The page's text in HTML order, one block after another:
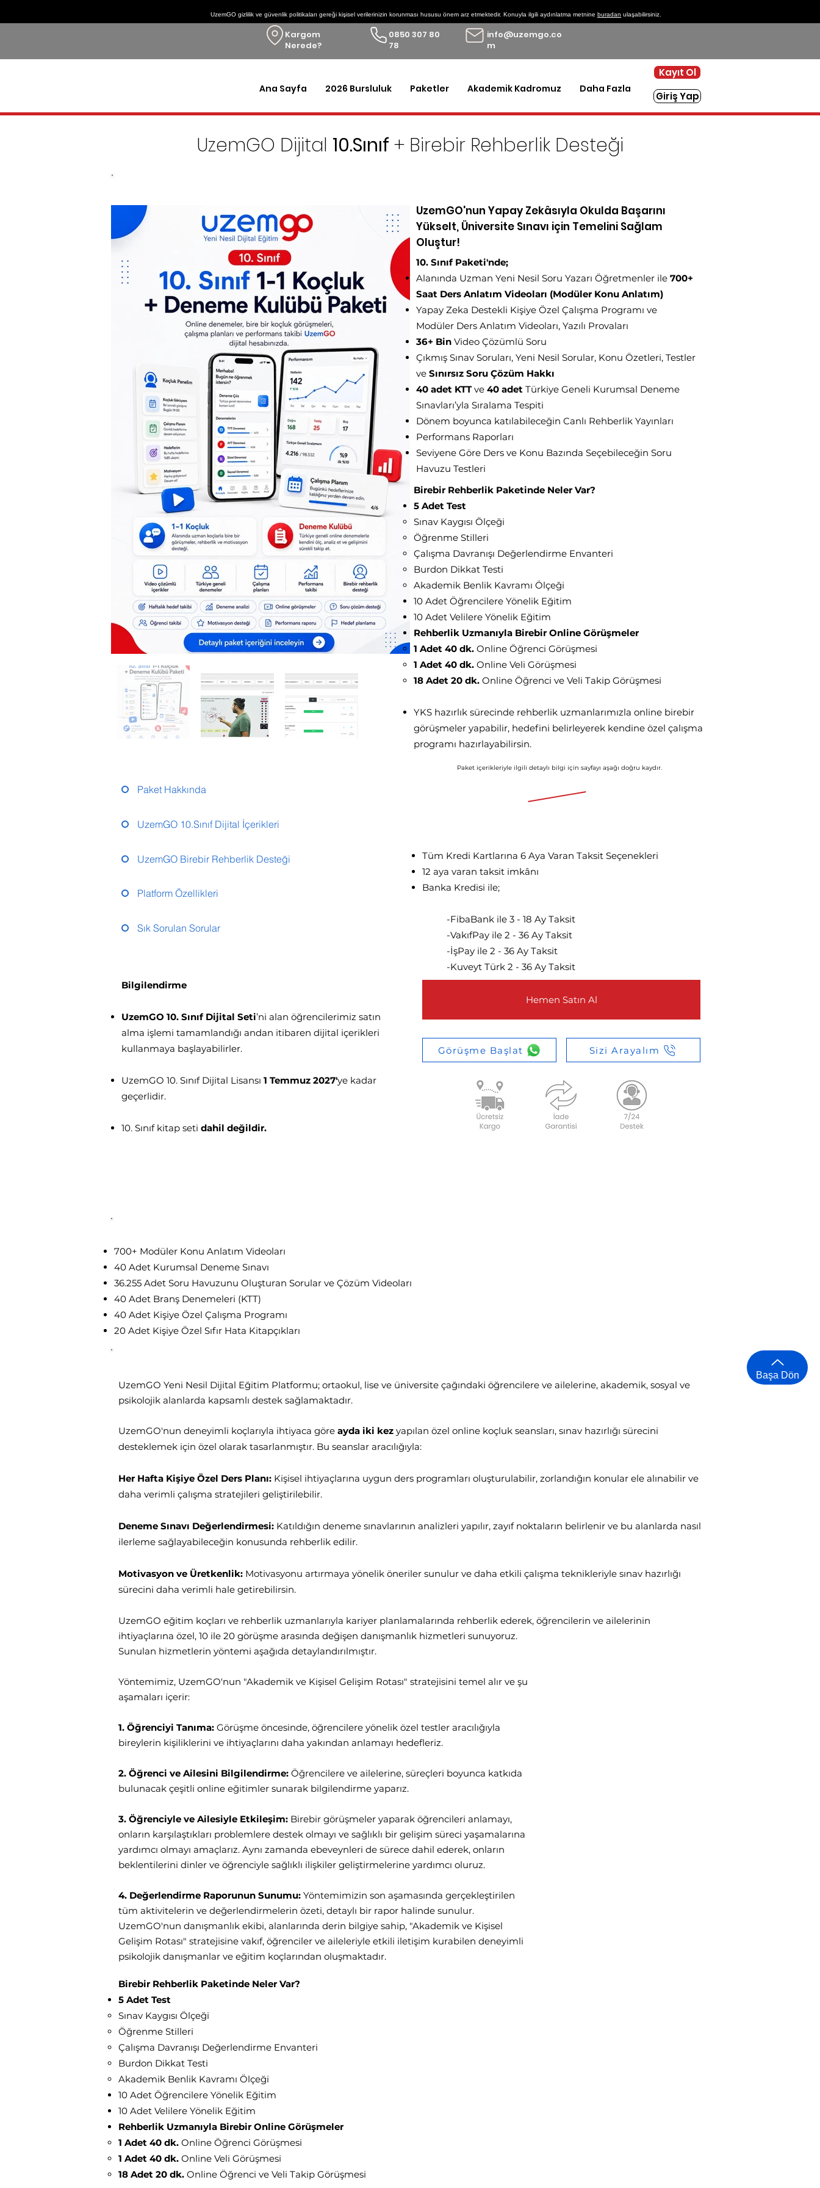
UzemGO gizlilik ve güvenlik politikaları gereği kişisel verilerinizin korunması hususu önem arz etmektedir. Konuyla ilgili aydınlatma metnine buradan ulaşabilirsiniz.
Kargom
Nerede?
0850 307 80
78
info@uzemgo.co
m
Kayıt Ol
Ana Sayfa 2026 Bursluluk Paketler Akademik Kadromuz Daha Fazla
Giriş Yap
Başa Dön
UzemGO Dijital 10.Sınıf + Birebir Rehberlik Desteği
Paket Hakkında
UzemGO 10.Sınıf Dijital İçerikleri
UzemGO Birebir Rehberlik Desteği
Platform Özellikleri
Sık Sorulan Sorular
Bilgilendirme
UzemGO 10. Sınıf Dijital Seti’ni alan öğrencilerimiz satın
alma işlemi tamamlandığı andan itibaren dijital içerikleri
kullanmaya başlayabilirler.
UzemGO 10. Sınıf Dijital Lisansı 1 Temmuz 2027'ye kadar
geçerlidir.
10. Sınıf kitap seti dahil değildir.
UzemGO'nun Yapay Zekâsıyla Okulda Başarını
Yükselt, Üniversite Sınavı için Temelini Sağlam
Oluştur!
10. Sınıf Paketi'nde;
Alanında Uzman Yeni Nesil Soru Yazarı Öğretmenler ile 700+
Saat Ders Anlatım Videoları (Modüler Konu Anlatım)
Yapay Zeka Destekli Kişiye Özel Çalışma Programı ve
Modüler Ders Anlatım Videoları, Yazılı Provaları
36+ Bin Video Çözümlü Soru
Çıkmış Sınav Soruları, Yeni Nesil Sorular, Konu Özetleri, Testler
ve Sınırsız Soru Çözüm Hakkı
40 adet KTTve 40 adet Türkiye Geneli Kurumsal Deneme
Sınavları’yla Sıralama Tespiti
Dönem boyunca katılabileceğin Canlı Rehberlik Yayınları
Performans Raporları
Seviyene Göre Ders ve Konu Bazında Seçebileceğin Soru
Havuzu Testleri
Birebir Rehberlik Paketinde Neler Var?
5 Adet Test
Sınav Kaygısı Ölçeği
Öğrenme Stilleri
Çalışma Davranışı Değerlendirme Envanteri
Burdon Dikkat Testi
Akademik Benlik Kavramı Ölçeği
10 Adet Öğrencilere Yönelik Eğitim
10 Adet Velilere Yönelik Eğitim
Rehberlik Uzmanıyla Birebir Online Görüşmeler
1 Adet 40 dk. Online Öğrenci Görüşmesi
1 Adet 40 dk. Online Veli Görüşmesi
18 Adet 20 dk. Online Öğrenci ve Veli Takip Görüşmesi
YKS hazırlık sürecinde rehberlik uzmanlarımızla online birebir
görüşmeler yapabilir, hedefini belirleyerek kendine özel çalışma
programı hazırlayabilirsin.
Paket içerikleriyle ilgili detaylı bilgi için sayfayı aşağı doğru kaydır.
91.980 TL
Tüm Kredi Kartlarına 6 Aya Varan Taksit Seçenekleri
12 aya varan taksit imkânı​
Banka Kredisi ile;
-FibaBank ile 3 - 18 Ay Taksit
-VakıfPay ile 2 - 36 Ay Taksit
-İşPay ile 2 - 36 Ay Taksit
-Kuveyt Türk 2 - 36 Ay Taksit
Hemen Satın Al
Görüşme Başlat Sizi Arayalım
700+ Modüler Konu Anlatım Videoları
40 Adet Kurumsal Deneme Sınavı
36.255 Adet Soru Havuzunu Oluşturan Sorular ve Çözüm Videoları
40 Adet Branş Denemeleri (KTT)
40 Adet Kişiye Özel Çalışma Programı
20 Adet Kişiye Özel Sıfır Hata Kitapçıkları
UzemGO Yeni Nesil Dijital Eğitim Platformu; ortaokul, lise ve üniversite çağındaki öğrencilere ve ailelerine, akademik, sosyal ve
psikolojik alanlarda kapsamlı destek sağlamaktadır.
UzemGO'nun deneyimli koçlarıyla ihtiyaca göre ayda iki kez yapılan özel online koçluk seansları, sınav hazırlığı sürecini
desteklemek için özel olarak tasarlanmıştır. Bu seanslar aracılığıyla:
Her Hafta Kişiye Özel Ders Planı: Kişisel ihtiyaçlarına uygun ders programları oluşturulabilir, zorlandığın konular ele alınabilir ve
daha verimli çalışma stratejileri geliştirilebilir.
Deneme Sınavı Değerlendirmesi: Katıldığın deneme sınavlarının analizleri yapılır, zayıf noktaların belirlenir ve bu alanlarda nasıl
ilerleme sağlayabileceğin konusunda rehberlik edilir.
Motivasyon ve Üretkenlik: Motivasyonu artırmaya yönelik öneriler sunulur ve daha etkili çalışma teknikleriyle sınav hazırlığı
sürecini daha verimli hale getirebilirsin.
UzemGO eğitim koçları ve rehberlik uzmanlarıyla kariyer planlamalarında rehberlik ederek, öğrencilerin ve ailelerinin
ihtiyaçlarına özel, 10 ile 20 görüşme arasında değişen danışmanlık hizmetleri sunuyoruz.
Sunulan hizmetlerin yöntemi aşağıda detaylandırılmıştır.
Yöntemimiz, UzemGO'nun "Akademik ve Kişisel Gelişim Rotası" stratejisini temel alır ve şu
aşamaları içerir:
1. Öğrenciyi Tanıma: Görüşme öncesinde, öğrencilere yönelik özel testler aracılığıyla
bireylerin kişiliklerini ve ihtiyaçlarını daha yakından anlamayı hedefleriz.
2. Öğrenci ve Ailesini Bilgilendirme: Öğrencilere ve ailelerine, süreçleri boyunca katkıda
bulunacak çeşitli online eğitimler sunarak bilgilendirme yaparız.
3. Öğrenciyle ve Ailesiyle Etkileşim: Birebir görüşmeler yaparak öğrencileri anlamayı,
onların karşılaştıkları problemlere destek olmayı ve sağlıklı bir gelişim süreci yaşamalarına
yardımcı olmayı amaçlarız. Aynı zamanda ebeveynleri de sürece dahil ederek, onların
beklentilerini dinler ve öğrenciyle sağlıklı ilişkiler geliştirmelerine yardımcı oluruz.
4. Değerlendirme Raporunun Sunumu: Yöntemimizin son aşamasında gerçekleştirilen
tüm aktivitelerin ve değerlendirmelerin özeti, detaylı bir rapor halinde sunulur.
UzemGO'nun danışmanlık ekibi, alanlarında derin bilgiye sahip, "Akademik ve Kişisel
Gelişim Rotası" stratejisine vakıf, öğrenciler ve aileleriyle etkili iletişim kurabilen deneyimli
psikolojik danışmanlar ve eğitim koçlarından oluşmaktadır.
Birebir Rehberlik Paketinde Neler Var?
5 Adet Test
Sınav Kaygısı Ölçeği
Öğrenme Stilleri
Çalışma Davranışı Değerlendirme Envanteri
Burdon Dikkat Testi
Akademik Benlik Kavramı Ölçeği
10 Adet Öğrencilere Yönelik Eğitim
10 Adet Velilere Yönelik Eğitim
Rehberlik Uzmanıyla Birebir Online Görüşmeler
1 Adet 40 dk. Online Öğrenci Görüşmesi
1 Adet 40 dk. Online Veli Görüşmesi
18 Adet 20 dk. Online Öğrenci ve Veli Takip Görüşmesi